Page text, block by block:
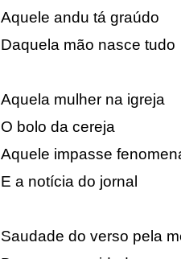
Aquele andu tá graúdo
Daquela mão nasce tudo
Aquela mulher na igreja
O bolo da cereja
Aquele impasse
E a notícia do jornal
Saudade do verso pela